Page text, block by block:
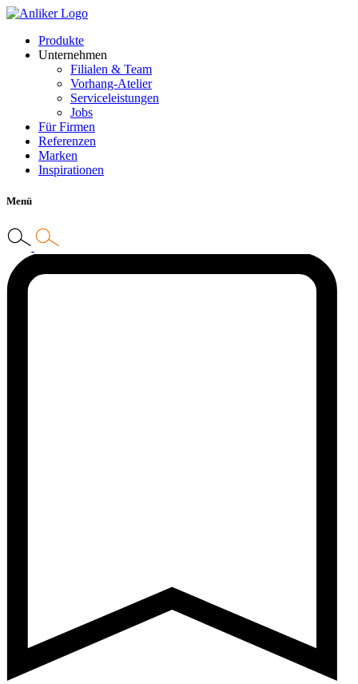
Produkte
Unternehmen
Filialen & Team
Vorhang-Atelier
Serviceleistungen
Jobs
Für Firmen
Referenzen
Marken
Inspirationen
Menü